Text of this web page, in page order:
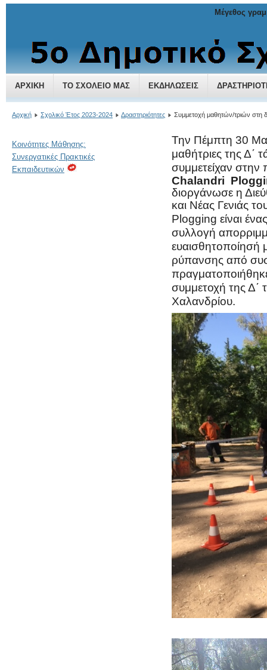
5ο Δημοτικό Σχολείο Χαλανδρίου
ΑΡΧΙΚΉ ΤΟ ΣΧΟΛΕΊΟ ΜΑΣ ΕΚΔΗΛΏΣΕΙΣ
Μέγεθος
Αρχική Σχολικό Έτος 2023-2024 Δραστηριότητες Συμμετοχή μαθητών/τριών στη
Κοινότητες Μάθησης:
Συνεργατικές Πρακτικές
Εκπαιδευτικών
Την Πέμπτη 30
μαθήτριες της Δ΄
συμμετείχαν
Chalandri
διοργάνωσε η
και Νέας Γενιάς
Plogging είναι
συλλογή
ευαισθητοποίησή
ρύπανσης από
συμμετοχή της Δ΄
Χαλανδρίου.